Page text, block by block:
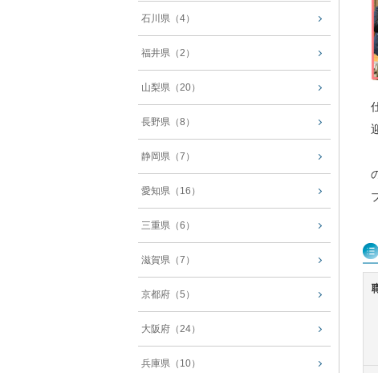
石川県（4）
福井県（2）
山梨県（20）
長野県（8）
静岡県（7）
愛知県（16）
三重県（6）
滋賀県（7）
京都府（5）
大阪府（24）
兵庫県（10）